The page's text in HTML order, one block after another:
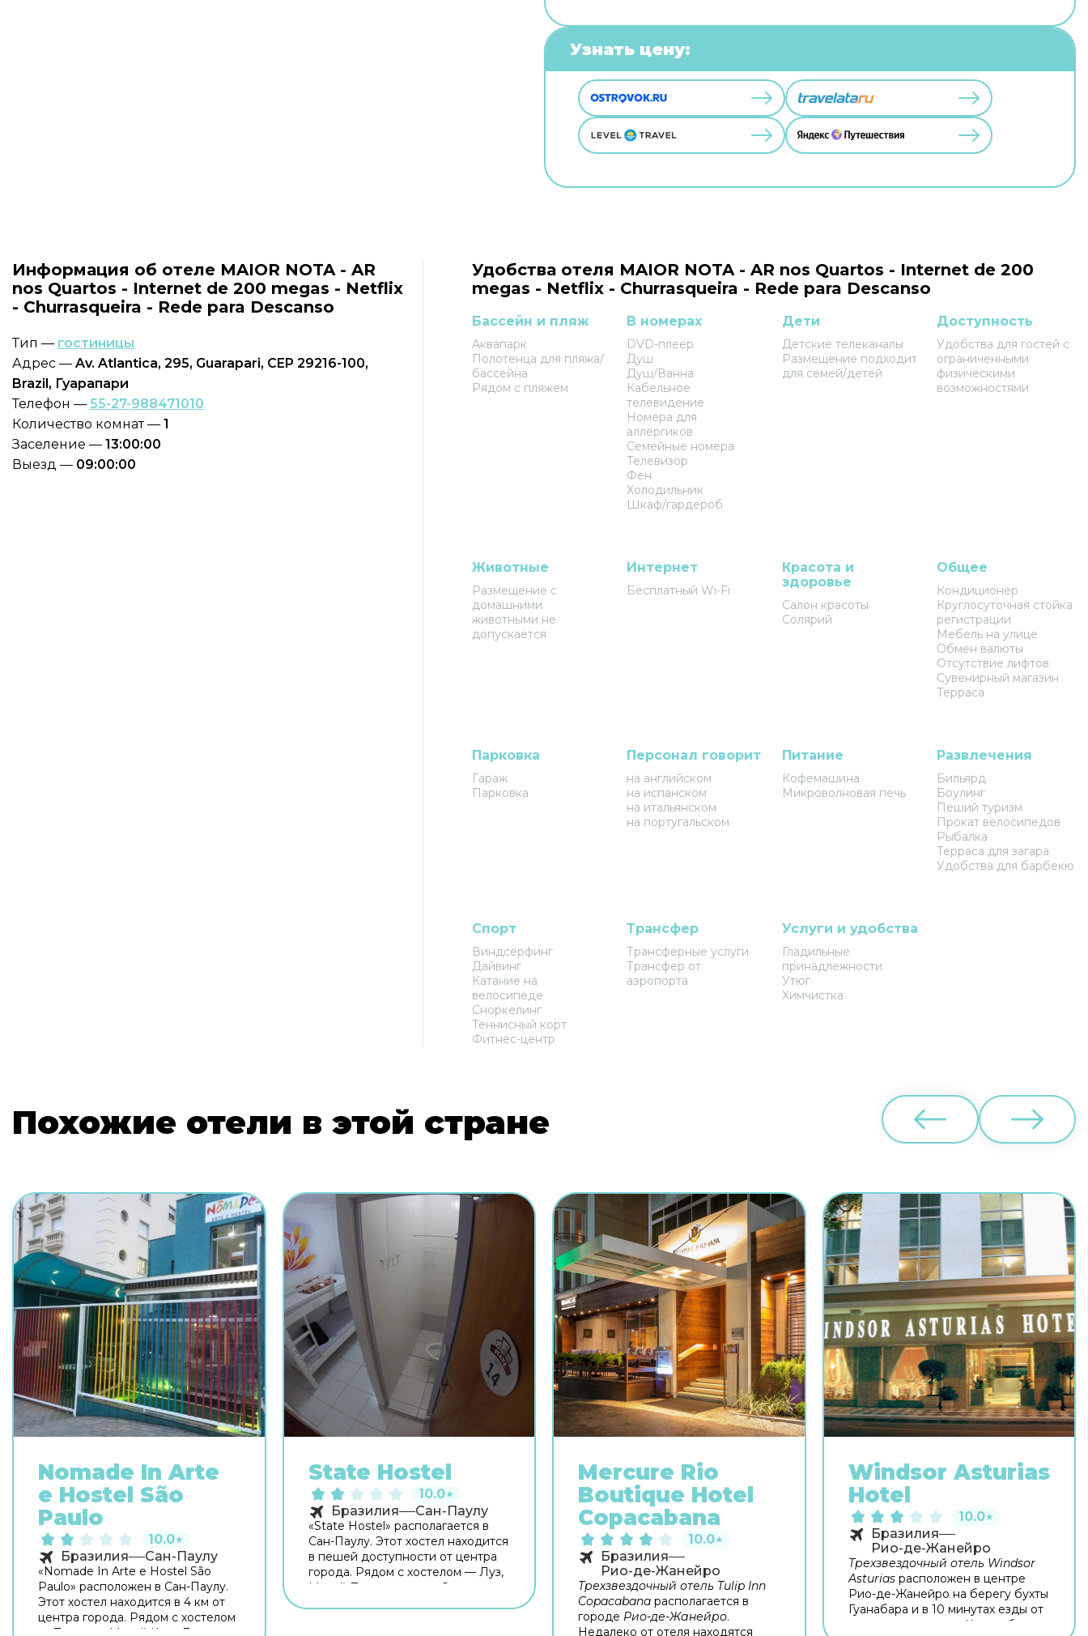
Узнать цену:
Информация об отеле MAIOR NOTA - AR
nos Quartos - Internet de 200 megas - Netflix
- Churrasqueira - Rede para Descanso
Тип — гостиницы
Адрес — Av. Atlantica, 295, Guarapari, CEP 29216-100,
Brazil, Гуарапари
Телефон — 55-27-988471010
Количество комнат — 1
Заселение — 13:00:00
Выезд — 09:00:00
Удобства отеля MAIOR NOTA - AR nos Quartos - Internet de 200
megas - Netflix - Churrasqueira - Rede para Descanso
Бассейн и пляж
Аквапарк
Полотенца для пляжа/
бассейна
Рядом с пляжем
В номерах
DVD-плеер
Душ
Душ/Ванна
Кабельное
телевидение
Номера для
аллергиков
Семейные номера
Телевизор
Фен
Холодильник
Шкаф/гардероб
Дети
Детские телеканалы
Размещение подходит
для семей/детей
Доступность
Удобства для гостей с
ограниченными
физическими
возможностями
Животные
Размещение с
домашними
животными не
допускается
Интернет
Бесплатный Wi-Fi
Красота и
здоровье
Салон красоты
Солярий
Общее
Кондиционер
Круглосуточная стойка
регистрации
Мебель на улице
Обмен валюты
Отсутствие лифтов
Сувенирный магазин
Терраса
Парковка
Гараж
Парковка
Персонал говорит
на английском
на испанском
на итальянском
на португальском
Питание
Кофемашина
Микроволновая печь
Развлечения
Бильярд
Боулинг
Пеший туризм
Прокат велосипедов
Рыбалка
Терраса для загара
Удобства для барбекю
Спорт
Виндсерфинг
Дайвинг
Катание на
велосипеде
Сноркелинг
Теннисный корт
Фитнес-центр
Трансфер
Трансферные услуги
Трансфер от
аэропорта
Услуги и удобства
Гладильные
принадлежности
Утюг
Химчистка
Похожие отели в этой стране
Nomade In Arte
e Hostel São
Paulo
10.0★
Бразилия Сан-Паулу
«Nomade In Arte e Hostel São
Paulo» расположен в Сан-Паулу.
Этот хостел находится в 4 км от
центра города. Рядом с хостелом
— Параисо, Музей Каса Дас
State Hostel
10.0★
Бразилия Сан-Паулу
«State Hostel» располагается в
Сан-Паулу. Этот хостел находится
в пешей доступности от центра
города. Рядом с хостелом — Луз,
Музей Пинакотека де Эстадо и
Mercure Rio
Boutique Hotel
Copacabana
10.0★
Бразилия
Рио-де-Жанейро
Трехзвездочный отель Tulip Inn
Copacabana располагается в
городе Рио-де-Жанейро.
Недалеко от отеля находятся
Windsor Asturias
Hotel
10.0★
Бразилия
Рио-де-Жанейро
Трехзвездочный отель Windsor
Asturiasрасположен в центре
Рио-де-Жанейро на берегу бухты
Гуанабара и в 10 минутах езды от
знаменитого пляжа Копакабана.